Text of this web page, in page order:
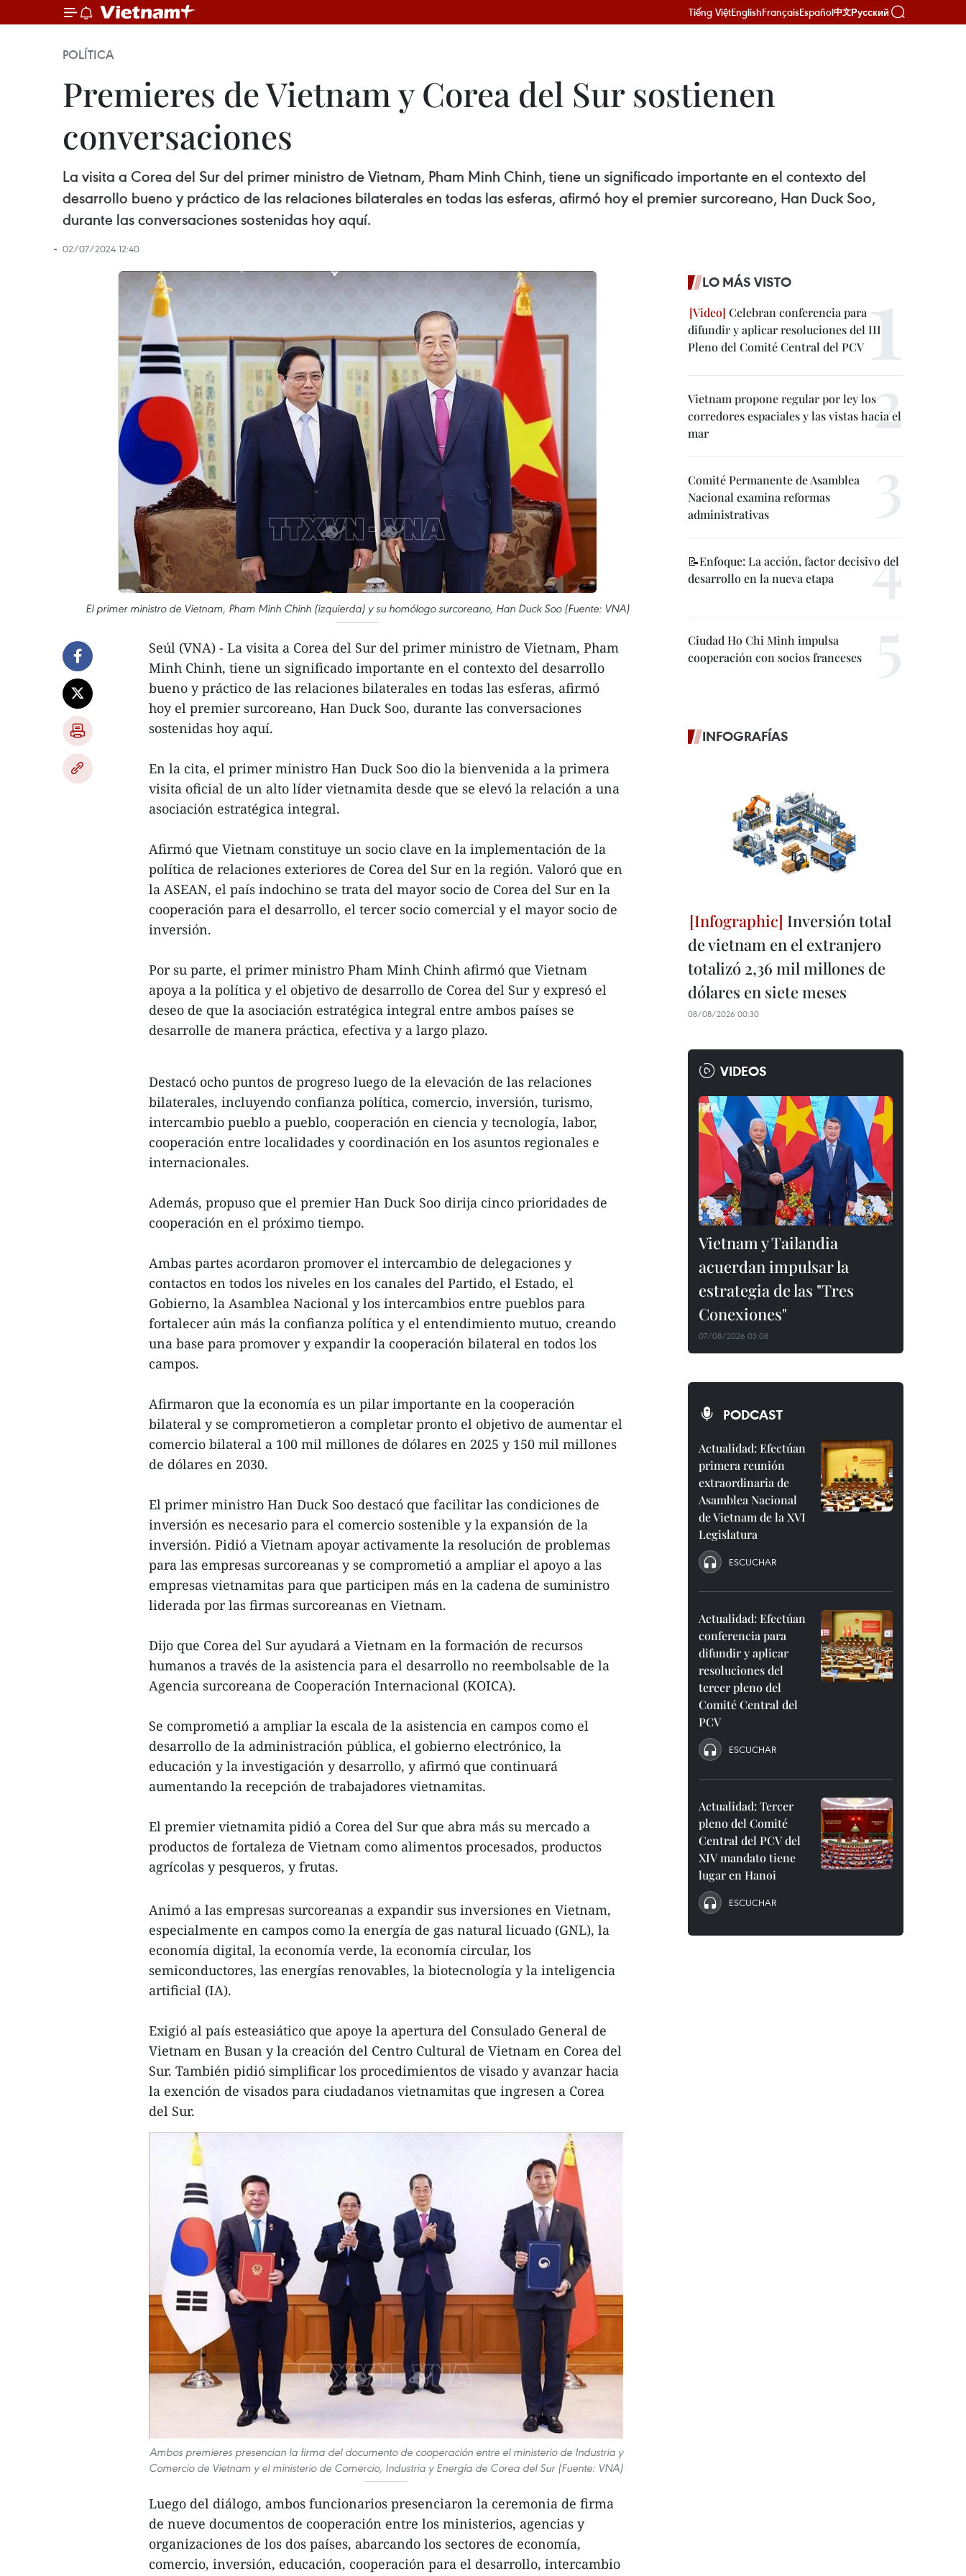
Tiếng ViệtEnglishFrançaisEspañol中文Русский
POLÍTICA
Premieres de Vietnam y Corea del Sur sostienen
conversaciones
La visita a Corea del Sur del primer ministro de Vietnam, Pham Minh Chinh, tiene un significado importante en el contexto del
desarrollo bueno y práctico de las relaciones bilaterales en todas las esferas, afirmó hoy el premier surcoreano, Han Duck Soo,
durante las conversaciones sostenidas hoy aquí.
02/07/2024 12:40
El primer ministro de Vietnam, Pham Minh Chinh (izquierda) y su homólogo surcoreano, Han Duck Soo (Fuente: VNA)
Seúl (VNA) - La visita a Corea del Sur del primer ministro de Vietnam, Pham
Minh Chinh, tiene un significado importante en el contexto del desarrollo
bueno y práctico de las relaciones bilaterales en todas las esferas, afirmó
hoy el premier surcoreano, Han Duck Soo, durante las conversaciones
sostenidas hoy aquí.
En la cita, el primer ministro Han Duck Soo dio la bienvenida a la primera
visita oficial de un alto líder vietnamita desde que se elevó la relación a una
asociación estratégica integral.
Afirmó que Vietnam constituye un socio clave en la implementación de la
política de relaciones exteriores de Corea del Sur en la región. Valoró que en
la ASEAN, el país indochino se trata del mayor socio de Corea del Sur en la
cooperación para el desarrollo, el tercer socio comercial y el mayor socio de
inversión.
Por su parte, el primer ministro Pham Minh Chinh afirmó que Vietnam
apoya a la política y el objetivo de desarrollo de Corea del Sur y expresó el
deseo de que la asociación estratégica integral entre ambos países se
desarrolle de manera práctica, efectiva y a largo plazo.
Destacó ocho puntos de progreso luego de la elevación de las relaciones
bilaterales, incluyendo confianza política, comercio, inversión, turismo,
intercambio pueblo a pueblo, cooperación en ciencia y tecnología, labor,
cooperación entre localidades y coordinación en los asuntos regionales e
internacionales.
Además, propuso que el premier Han Duck Soo dirija cinco prioridades de
cooperación en el próximo tiempo.
Ambas partes acordaron promover el intercambio de delegaciones y
contactos en todos los niveles en los canales del Partido, el Estado, el
Gobierno, la Asamblea Nacional y los intercambios entre pueblos para
fortalecer aún más la confianza política y el entendimiento mutuo, creando
una base para promover y expandir la cooperación bilateral en todos los
campos.
Afirmaron que la economía es un pilar importante en la cooperación
bilateral y se comprometieron a completar pronto el objetivo de aumentar el
comercio bilateral a 100 mil millones de dólares en 2025 y 150 mil millones
de dólares en 2030.
El primer ministro Han Duck Soo destacó que facilitar las condiciones de
inversión es necesario para el comercio sostenible y la expansión de la
inversión. Pidió a Vietnam apoyar activamente la resolución de problemas
para las empresas surcoreanas y se comprometió a ampliar el apoyo a las
empresas vietnamitas para que participen más en la cadena de suministro
liderada por las firmas surcoreanas en Vietnam.
Dijo que Corea del Sur ayudará a Vietnam en la formación de recursos
humanos a través de la asistencia para el desarrollo no reembolsable de la
Agencia surcoreana de Cooperación Internacional (KOICA).
Se comprometió a ampliar la escala de la asistencia en campos como el
desarrollo de la administración pública, el gobierno electrónico, la
educación y la investigación y desarrollo, y afirmó que continuará
aumentando la recepción de trabajadores vietnamitas.
El premier vietnamita pidió a Corea del Sur que abra más su mercado a
productos de fortaleza de Vietnam como alimentos procesados, productos
agrícolas y pesqueros, y frutas.
Animó a las empresas surcoreanas a expandir sus inversiones en Vietnam,
especialmente en campos como la energía de gas natural licuado (GNL), la
economía digital, la economía verde, la economía circular, los
semiconductores, las energías renovables, la biotecnología y la inteligencia
artificial (IA).
Exigió al país esteasiático que apoye la apertura del Consulado General de
Vietnam en Busan y la creación del Centro Cultural de Vietnam en Corea del
Sur. También pidió simplificar los procedimientos de visado y avanzar hacia
la exención de visados para ciudadanos vietnamitas que ingresen a Corea
del Sur.
Ambos premieres presencian la firma del documento de cooperación entre el ministerio de Industria y
Comercio de Vietnam y el ministerio de Comercio, Industria y Energía de Corea del Sur (Fuente: VNA)
Luego del diálogo, ambos funcionarios presenciaron la ceremonia de firma
de nueve documentos de cooperación entre los ministerios, agencias y
organizaciones de los dos países, abarcando los sectores de economía,
comercio, inversión, educación, cooperación para el desarrollo, intercambio
LO MÁS VISTO
Celebran conferencia para
difundir y aplicar resoluciones del III
Pleno del Comité Central del PCV
Vietnam propone regular por ley los
corredores espaciales y las vistas hacia el
mar
Comité Permanente de Asamblea
Nacional examina reformas
administrativas
📝Enfoque: La acción, factor decisivo del
desarrollo en la nueva etapa
Ciudad Ho Chi Minh impulsa
cooperación con socios franceses
INFOGRAFÍAS
Inversión total
de vietnam en el extranjero
totalizó 2,36 mil millones de
dólares en siete meses
08/08/2026 00:30
VIDEOS
Vietnam y Tailandia
acuerdan impulsar la
estrategia de las "Tres
Conexiones"
07/08/2026 03:08
PODCAST
Actualidad: Efectúan
primera reunión
extraordinaria de
Asamblea Nacional
de Vietnam de la XVI
Legislatura
ESCUCHAR
Actualidad: Efectúan
conferencia para
difundir y aplicar
resoluciones del
tercer pleno del
Comité Central del
PCV
ESCUCHAR
Actualidad: Tercer
pleno del Comité
Central del PCV del
XIV mandato tiene
lugar en Hanoi
ESCUCHAR